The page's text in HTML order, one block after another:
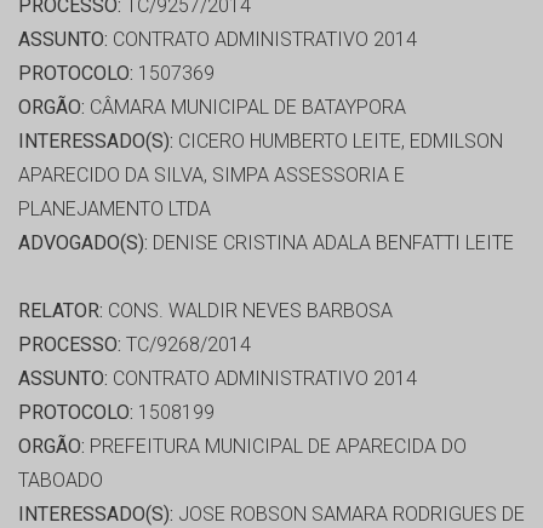
PROCESSO: TC/9257/2014
ASSUNTO: CONTRATO ADMINISTRATIVO 2014
PROTOCOLO: 1507369
ORGÃO: CÂMARA MUNICIPAL DE BATAYPORA
INTERESSADO(S): CICERO HUMBERTO LEITE, EDMILSON
APARECIDO DA SILVA, SIMPA ASSESSORIA E
PLANEJAMENTO LTDA
ADVOGADO(S): DENISE CRISTINA ADALA BENFATTI LEITE
RELATOR: CONS. WALDIR NEVES BARBOSA
PROCESSO: TC/9268/2014
ASSUNTO: CONTRATO ADMINISTRATIVO 2014
PROTOCOLO: 1508199
ORGÃO: PREFEITURA MUNICIPAL DE APARECIDA DO
TABOADO
INTERESSADO(S): JOSE ROBSON SAMARA RODRIGUES DE